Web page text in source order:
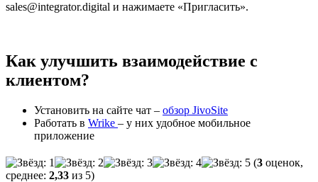
sales@integrator.digital и нажимаете «Пригласить».
Как улучшить взаимодействие с
клиентом?
Установить на сайте чат – обзор JivoSite
Работать в Wrike – у них удобное мобильное
приложение
(3 оценок,
среднее: 2,33 из 5)